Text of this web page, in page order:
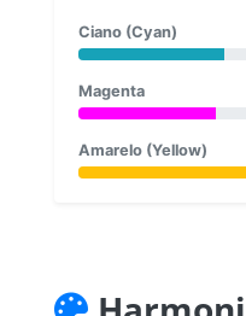
Ciano (Cyan)
Magenta
Amarelo (Yellow)